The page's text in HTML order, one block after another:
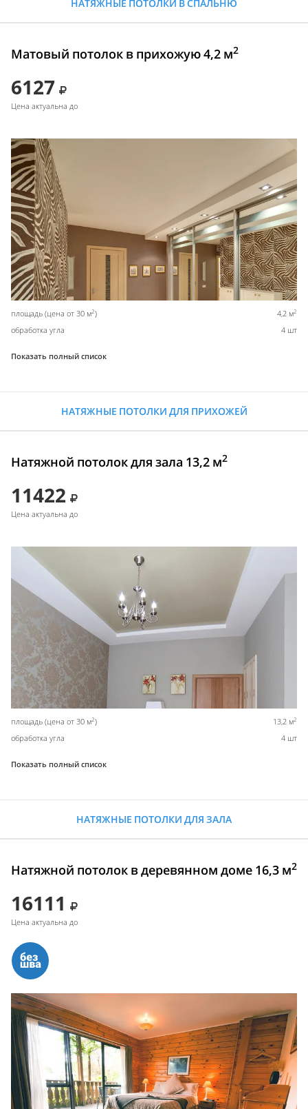
НАТЯЖНЫЕ ПОТОЛКИ В СПАЛЬНЮ
Матовый потолок в прихожую 4,2 м2
6127
Цена актуальна до
площадь (цена от 30 м2) 4,2 м2
обработка угла 4 шт
Показать полный список
НАТЯЖНЫЕ ПОТОЛКИ ДЛЯ ПРИХОЖЕЙ
Натяжной потолок для зала 13,2 м2
11422
Цена актуальна до
площадь (цена от 30 м2) 13,2 м2
обработка угла 4 шт
Показать полный список
НАТЯЖНЫЕ ПОТОЛКИ ДЛЯ ЗАЛА
Натяжной потолок в деревянном доме 16,3 м2
16111
Цена актуальна до